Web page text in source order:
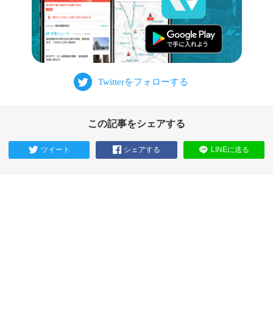
この記事をシェアする
ツイート シェアする LINEに送る